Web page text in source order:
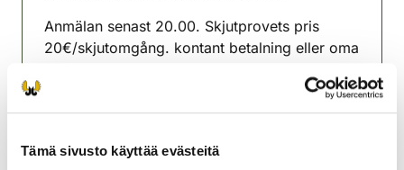
Tämä sivusto käyttää evästeitä
Anmälan senast 20.00. Skjutprovets pris
20€/skjutomgång. kontant betalning eller oma